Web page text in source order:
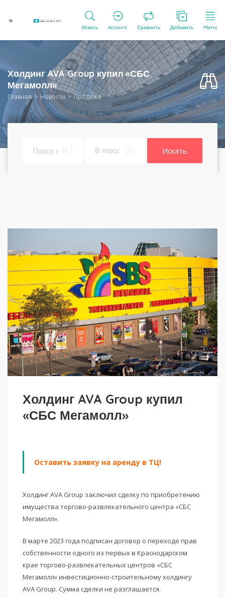
Искать Account Сравнить Добавить Menu
Холдинг AVA Group купил «СБС
Мегамолл»
Главная Новости Продажа
Искать
Холдинг AVA Group купил
«СБС Мегамолл»
Оставить заявку на аренду в ТЦ!
Холдинг AVA Group заключил сделку по приобретению
имущества торгово-развлекательного центра «СБС
Мегамолл».
В марте 2023 года подписан договор о переходе прав
собственности одного из первых в Краснодарском
крае торгово-развлекательных центров «СБС
Мегамолл» инвестиционно-строительному холдингу
AVA Group. Сумма сделки не разглашается.